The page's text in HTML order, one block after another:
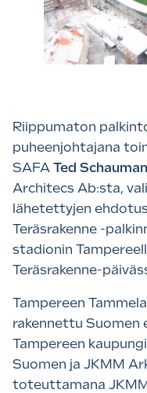
Riippumaton
puheenjohtajana
SAFA Ted Schauman
Architecs Ab:sta,
lähetettyjen
Teräsrakenne -
stadionin
Teräsrakenne-
Tampereen
rakennettu Suomen
Tampereen
Suomen ja JKMM
toteuttamana